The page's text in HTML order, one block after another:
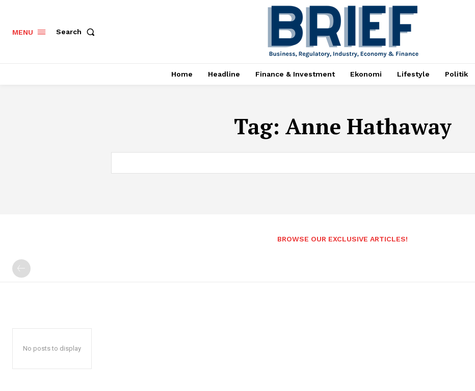
MENU Search
Home Headline Finance & Investment Ekonomi Lifestyle Politik
Tag: Anne Hathaway
BROWSE OUR EXCLUSIVE ARTICLES!
No posts to display